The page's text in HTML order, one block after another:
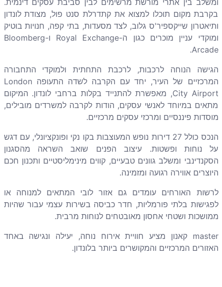
ומשלב בין אתרי מורשת מרשימים לבין סביבת עסקים דינמית.
בקרבת מקום תוכלו למצוא את קתדרלת סנט פול, מצודת לונדון
ותיאטרון שייקספיר'ס גלוב, לצד מסעדות, בתי קפה, חנויות בוטיק
ומוקדי עניין מוכרים כגון ה-Royal Exchange ו-Bloomberg
Arcade.
הגישה הנוחה לרכבות, לרכבת התחתית ולמוקדי התחבורה
המרכזיים של העיר, יחד עם הקרבה לשדה התעופה London
City Airport, מאפשרת להתנייד בקלות ברחבי לונדון. המיקום
מתאים במיוחד לאנשי עסקים, הודות לקרבה למשרדים מובילים,
מוסדות פיננסיים ומרכזי עסקים מרכזיים.
הנכס כולל 27 דירות נופש המעוצבות בקו נקי ופונקציונלי, עם דגש
על נוחות ופשטות. עיצוב הפנים שואב השראה מהסגנון
הסקנדינבי ומשלב גוונים טבעיים, קווים מינימליסטיים ותכנון חכם
היוצרים אווירה רגועה ומזמינה.
לרשות האורחים עומדים גם אזור לובי המתאים למנוחה או
לפגישות בלתי פורמליות, חדר כביסה בשירות עצמי עבור שהיות
ממושכות ושטחי אחסון מאובטחים לנוחות מרבית.
master קאנון מציע חוויית אירוח נוחה, יעילה ונגישה באחד
האזורים המרכזיים והמקושרים ביותר בלונדון.